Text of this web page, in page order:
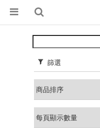
篩選